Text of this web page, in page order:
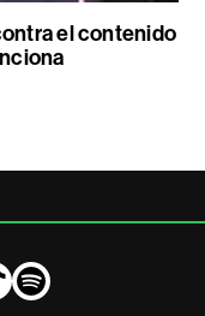
el contenido